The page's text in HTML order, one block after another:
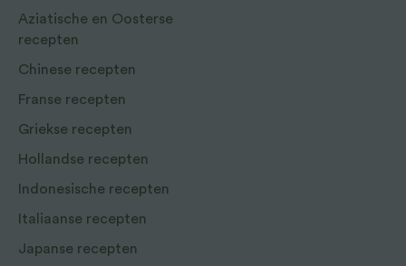
Aziatische en Oosterse
recepten
Chinese recepten
Franse recepten
Griekse recepten
Hollandse recepten
Indonesische recepten
Italiaanse recepten
Japanse recepten